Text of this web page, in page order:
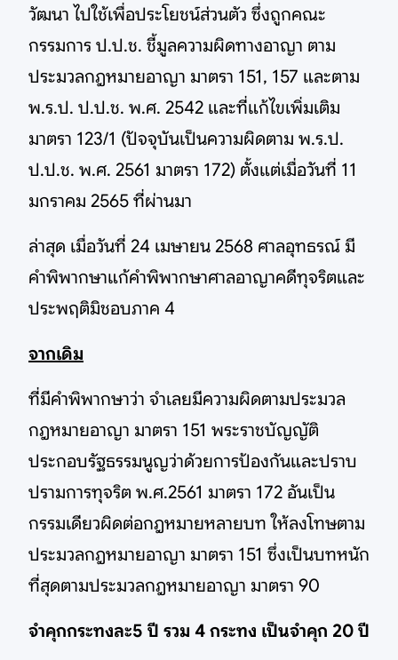
วัฒนา ไปใช้เพื่อประโยชน์ส่วนตัว ซึ่งถูกคณะ
กรรมการ ป.ป.ช. ชี้มูลความผิดทางอาญา ตาม
ประมวลกฎหมายอาญา มาตรา 151, 157 และตาม
พ.ร.ป. ป.ป.ช. พ.ศ. 2542 และที่แก้ไขเพิ่มเติม
มาตรา 123/1 (ปัจจุบันเป็นความผิดตาม พ.ร.ป.
ป.ป.ช. พ.ศ. 2561 มาตรา 172) ตั้งแต่เมื่อวันที่ 11
มกราคม 2565 ที่ผ่านมา
ล่าสุด เมื่อวันที่ 24 เมษายน 2568 ศาลอุทธรณ์ มี
คำพิพากษาแก้คำพิพากษาศาลอาญาคดีทุจริตและ
ประพฤติมิชอบภาค 4
จากเดิม
ที่มีคำพิพากษาว่า จำเลยมีความผิดตามประมวล
กฎหมายอาญา มาตรา 151 พระราชบัญญัติ
ประกอบรัฐธรรมนูญว่าด้วยการป้องกันและปราบ
ปรามการทุจริต พ.ศ.2561 มาตรา 172 อันเป็น
กรรมเดียวผิดต่อกฎหมายหลายบท ให้ลงโทษตาม
ประมวลกฎหมายอาญา มาตรา 151 ซึ่งเป็นบทหนัก
ที่สุดตามประมวลกฎหมายอาญา มาตรา 90
จำคุกกระทงละ5 ปี รวม 4 กระทง เป็นจำคุก 20 ปี